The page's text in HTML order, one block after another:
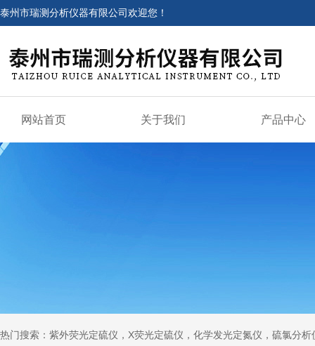
泰州市瑞测分析仪器有限公司欢迎您！
网站首页 关于我们 产品中心